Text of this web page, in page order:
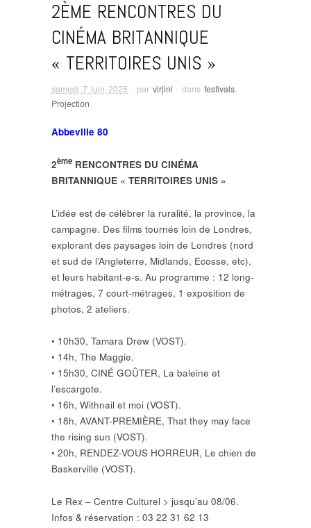
2ÈME RENCONTRES DU
CINÉMA BRITANNIQUE
« TERRITOIRES UNIS »
samedi 7 juin 2025 · par virjini · dans festivals,
Projection
Abbeville 80
2ème RENCONTRES DU CINÉMA
BRITANNIQUE « TERRITOIRES UNIS »
L’idée est de célébrer la ruralité, la province, la
campagne. Des films tournés loin de Londres,
explorant des paysages loin de Londres (nord
et sud de l’Angleterre, Midlands, Ecosse, etc),
et leurs habitant-e-s. Au programme : 12 long-
métrages, 7 court-métrages, 1 exposition de
photos, 2 ateliers.
• 10h30, Tamara Drew (VOST).
• 14h, The Maggie.
• 15h30, CINÉ GOÛTER, La baleine et
l’escargote.
• 16h, Withnail et moi (VOST).
• 18h, AVANT-PREMIÈRE, That they may face
the rising sun (VOST).
• 20h, RENDEZ-VOUS HORREUR, Le chien de
Baskerville (VOST).
Le Rex – Centre Culturel > jusqu’au 08/06.
Infos & réservation : 03 22 31 62 13